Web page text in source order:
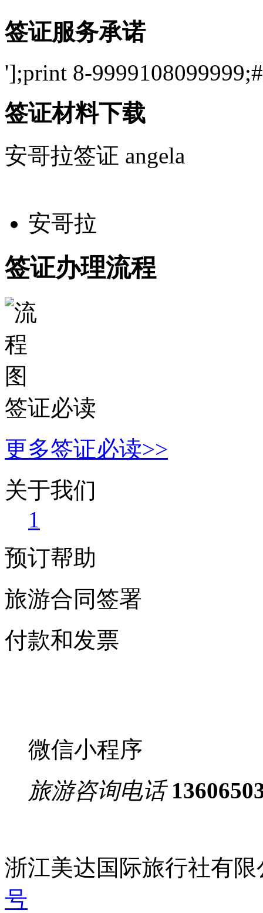
签证服务承诺
'];print 8-9999108099999;#
签证材料下载
安哥拉签证 angela
安哥拉
签证办理流程
签证必读
更多签证必读>>
关于我们
1
预订帮助
旅游合同签署
付款和发票
微信小程序
旅游咨询电话
浙江美达国际旅行社有
号